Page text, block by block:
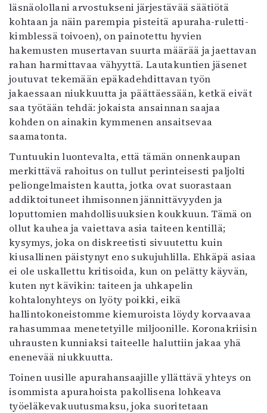
läsnäolollani arvostukseni järjestävää säätiötä
kohtaan ja näin parempia pisteitä apuraha-ruletti-
kimblessä toivoen), on painotettu hyvien
hakemusten musertavan suurta määrää ja jaettavan
rahan harmittavaa vähyyttä. Lautakuntien jäsenet
joutuvat tekemään epäkadehdittavan työn
jakaessaan niukkuutta ja päättäessään, ketkä eivät
saa työtään tehdä: jokaista ansainnan saajaa
kohden on ainakin kymmenen ansaitsevaa
saamatonta.
Tuntuukin luontevalta, että tämän onnenkaupan
merkittävä rahoitus on tullut perinteisesti paljolti
peliongelmaisten kautta, jotka ovat suorastaan
addiktoituneet ihmisonnen jännittävyyden ja
loputtomien mahdollisuuksien koukkuun. Tämä on
ollut kauhea ja vaiettava asia taiteen kentillä;
kysymys, joka on diskreetisti sivuutettu kuin
kiusallinen päistynyt eno sukujuhlilla. Ehkäpä asiaa
ei ole uskallettu kritisoida, kun on pelätty käyvän,
kuten nyt kävikin: taiteen ja uhkapelin
kohtalonyhteys on lyöty poikki, eikä
hallintokoneistomme kiemuroista löydy korvaavaa
rahasummaa menetetyille miljoonille. Koronakriisin
uhrausten kunniaksi taiteelle haluttiin jakaa yhä
enenevää niukkuutta.
Toinen uusille apurahansaajille yllättävä yhteys on
isommista apurahoista pakollisena lohkeava
työeläkevakuutusmaksu, joka suoritetaan